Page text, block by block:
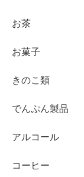
お茶
お菓子
きのこ類
でんぷん製品
アルコール
コーヒー